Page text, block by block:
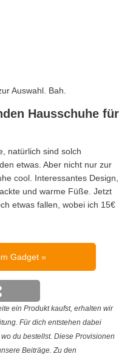
Auswahl. Bah.
Hausschuhe für
natürlich sind solch
etwas. Aber nicht nur zur
cool. Interessantes Design,
und warme Füße. Jetzt
etwas fallen, wobei ich 15€
Gadget
ein Produkt kaufst, erhalten wir
Für dich entstehen dabei
du bestellst. Diese Provisionen
Beiträge. Zu den